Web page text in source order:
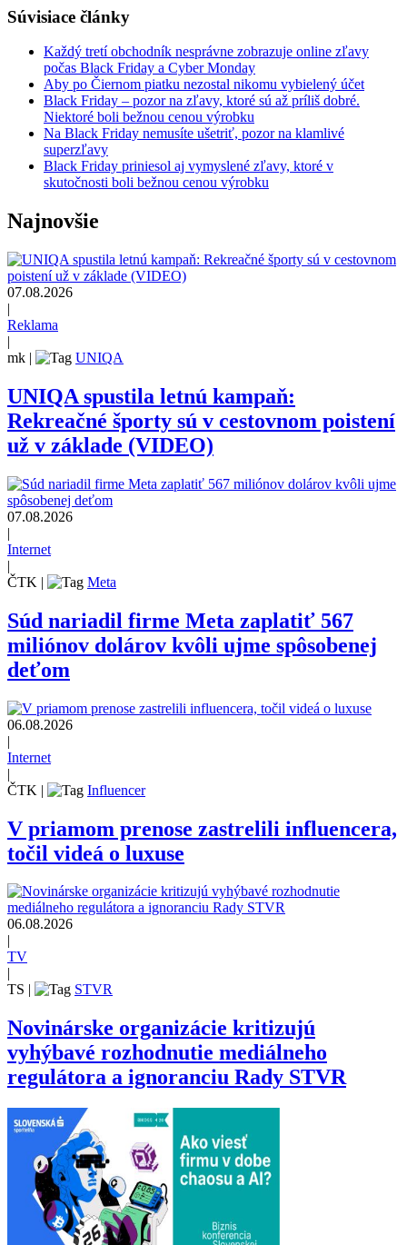
Súvisiace články
Každý tretí obchodník nesprávne zobrazuje online zľavy
počas Black Friday a Cyber Monday
Aby po Čiernom piatku nezostal nikomu vybielený účet
Black Friday – pozor na zľavy, ktoré sú až príliš dobré.
Niektoré boli bežnou cenou výrobku
Na Black Friday nemusíte ušetriť, pozor na klamlivé
superzľavy
Black Friday priniesol aj vymyslené zľavy, ktoré v
skutočnosti boli bežnou cenou výrobku
Najnovšie
07.08.2026
|
Reklama
|
mk | UNIQA
UNIQA spustila letnú kampaň:
Rekreačné športy sú v cestovnom poistení
už v základe (VIDEO)
07.08.2026
|
Internet
|
ČTK | Meta
Súd nariadil firme Meta zaplatiť 567
miliónov dolárov kvôli ujme spôsobenej
deťom
06.08.2026
|
Internet
|
ČTK | Influencer
V priamom prenose zastrelili influencera,
točil videá o luxuse
06.08.2026
TV
TS
STVR
Novinárske organizácie kritizujú
vyhýbavé rozhodnutie mediálneho
regulátora a ignoranciu Rady STVR